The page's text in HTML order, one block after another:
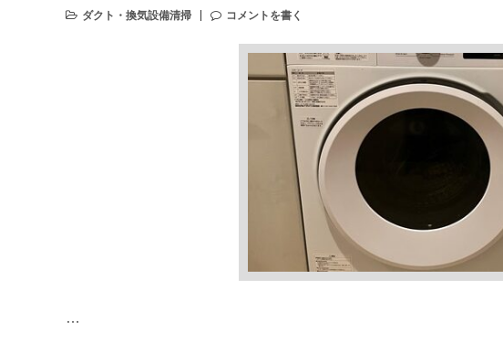
ダクト・換気設備清掃 コメントを書く
…